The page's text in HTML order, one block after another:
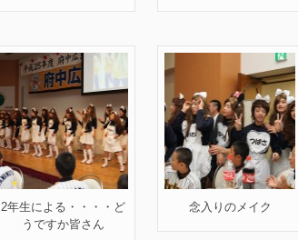
2年生による・・・・ど
うですか皆さん
念入りのメイク